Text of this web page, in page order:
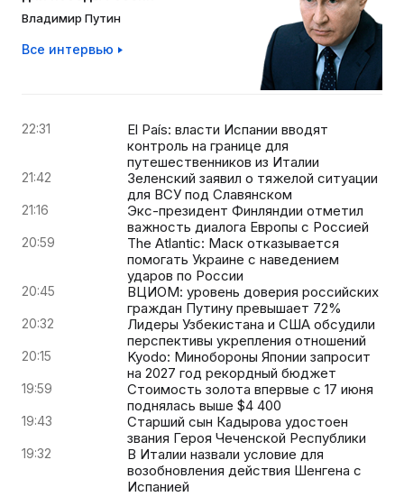
Владимир Путин
Все интервью
22:31
El País: власти Испании вводят
контроль на границе для
путешественников из Италии
21:42
Зеленский заявил о тяжелой ситуации
для ВСУ под Славянском
21:16
Экс-президент Финляндии отметил
важность диалога Европы с Россией
20:59
The Atlantic: Маск отказывается
помогать Украине с наведением
ударов по России
20:45
ВЦИОМ: уровень доверия российских
граждан Путину превышает 72%
20:32
Лидеры Узбекистана и США обсудили
перспективы укрепления отношений
20:15
Kyodo: Минобороны Японии запросит
на 2027 год рекордный бюджет
19:59
Стоимость золота впервые с 17 июня
поднялась выше $4 400
19:43
Старший сын Кадырова удостоен
звания Героя Чеченской Республики
19:32
В Италии назвали условие для
возобновления действия Шенгена с
Испанией